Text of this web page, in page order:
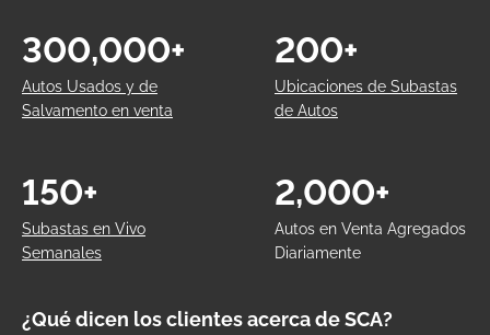
Autos Usados y de
Salvamento en venta
300,000+
Ubicaciones de Subastas
de Autos
200+
Subastas en Vivo
Semanales
150+
Autos en Venta Agregados
Diariamente
2,000+
¿Qué dicen los clientes acerca de SCA?